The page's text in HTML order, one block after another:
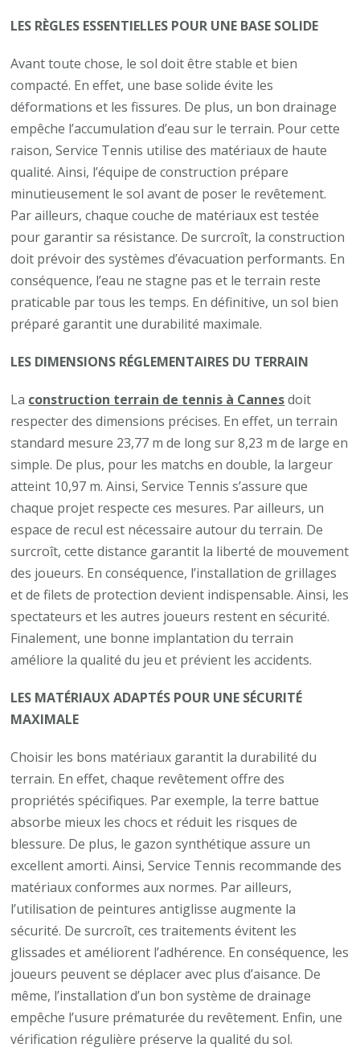
LES RÈGLES ESSENTIELLES POUR UNE BASE SOLIDE
Avant toute chose, le sol doit être stable et bien
compacté. En effet, une base solide évite les
déformations et les fissures. De plus, un bon drainage
empêche l’accumulation d’eau sur le terrain. Pour cette
raison, Service Tennis utilise des matériaux de haute
qualité. Ainsi, l’équipe de construction prépare
minutieusement le sol avant de poser le revêtement.
Par ailleurs, chaque couche de matériaux est testée
pour garantir sa résistance. De surcroît, la construction
doit prévoir des systèmes d’évacuation performants. En
conséquence, l’eau ne stagne pas et le terrain reste
praticable par tous les temps. En définitive, un sol bien
préparé garantit une durabilité maximale.
LES DIMENSIONS RÉGLEMENTAIRES DU TERRAIN
La construction terrain de tennis à Cannesdoit
respecter des dimensions précises. En effet, un terrain
standard mesure 23,77 m de long sur 8,23 m de large en
simple. De plus, pour les matchs en double, la largeur
atteint 10,97 m. Ainsi, Service Tennis s’assure que
chaque projet respecte ces mesures. Par ailleurs, un
espace de recul est nécessaire autour du terrain. De
surcroît, cette distance garantit la liberté de mouvement
des joueurs. En conséquence, l’installation de grillages
et de filets de protection devient indispensable. Ainsi, les
spectateurs et les autres joueurs restent en sécurité.
Finalement, une bonne implantation du terrain
améliore la qualité du jeu et prévient les accidents.
LES MATÉRIAUX ADAPTÉS POUR UNE SÉCURITÉ
MAXIMALE
Choisir les bons matériaux garantit la durabilité du
terrain. En effet, chaque revêtement offre des
propriétés spécifiques. Par exemple, la terre battue
absorbe mieux les chocs et réduit les risques de
blessure. De plus, le gazon synthétique assure un
excellent amorti. Ainsi, Service Tennis recommande des
matériaux conformes aux normes. Par ailleurs,
l’utilisation de peintures antiglisse augmente la
sécurité. De surcroît, ces traitements évitent les
glissades et améliorent l’adhérence. En conséquence, les
joueurs peuvent se déplacer avec plus d’aisance. De
même, l’installation d’un bon système de drainage
empêche l’usure prématurée du revêtement. Enfin, une
vérification régulière préserve la qualité du sol.